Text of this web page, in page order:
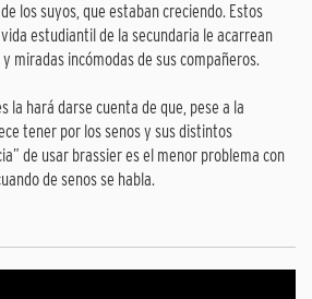
los suyos, que estaban creciendo. Estos
estudiantil de la secundaria le acarrean
miradas incómodas de sus compañeros.
la hará darse cuenta de que, pese a la
tener por los senos y sus distintos
de usar brassier es el menor problema con
de senos se habla.